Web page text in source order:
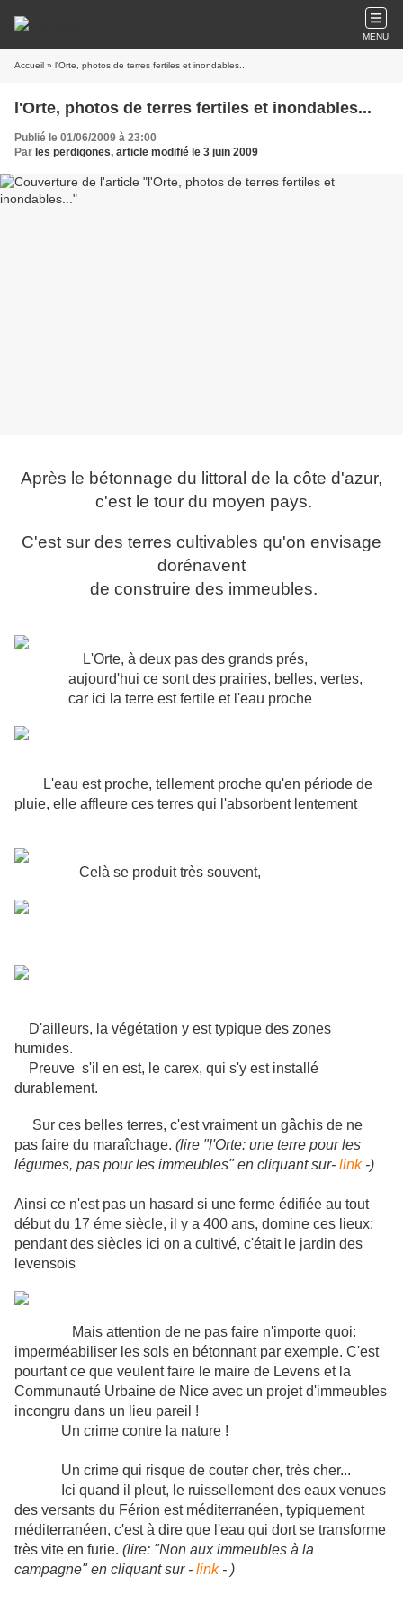
MENU
Accueil » l'Orte, photos de terres fertiles et inondables...
l'Orte, photos de terres fertiles et inondables...
Publié le 01/06/2009 à 23:00
Par les perdigones, article modifié le 3 juin 2009
Après le bétonnage du littoral de la côte d'azur,
c'est le tour du moyen pays.
C'est sur des terres cultivables qu'on envisage
dorénavent
de construire des immeubles.
L'Orte, à deux pas des grands prés,
aujourd'hui ce sont des prairies, belles, vertes,
car ici la terre est fertile et l'eau proche
L'eau est proche, tellement proche qu'en période de
pluie, elle affleure ces terres qui l'absorbent lentement
Celà se produit très souvent,
D'ailleurs, la végétation y est typique des zones
humides.
Preuve s'il en est, le carex, qui s'y est installé
durablement.
Sur ces belles terres, c'est vraiment un gâchis de ne
pas faire du maraîchage. (lire "l'Orte: une terre pour les
légumes, pas pour les immeubles" en cliquant sur- link-)
Ainsi ce n'est pas un hasard si une ferme édifiée au tout
début du 17 éme siècle, il y a 400 ans, domine ces lieux:
pendant des siècles ici on a cultivé, c'était le jardin des
levensois
Mais attention de ne pas faire n'importe quoi:
imperméabiliser les sols en bétonnant par exemple. C'est
pourtant ce que veulent faire le maire de Levens et la
Communauté Urbaine de Nice avec un projet d'immeubles
incongru dans un lieu pareil !
Un crime contre la nature !
Un crime qui risque de couter cher, très cher...
Ici quand il pleut, le ruissellement des eaux venues
des versants du Férion est méditerranéen, typiquement
méditerranéen, c'est à dire que l'eau qui dort se transforme
très vite en furie. (lire: "Non aux immeubles à la
campagne" en cliquant sur - link- )